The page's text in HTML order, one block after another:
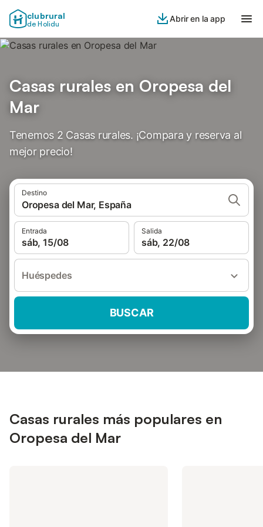
clubrural
de Holidu
Abrir en la app
Casas rurales en Oropesa del
Mar
Tenemos 2 Casas rurales. ¡Compara y reserva al
mejor precio!
Destino
Oropesa del Mar, España
Entrada
sáb, 15/08
Salida
sáb, 22/08
Huéspedes
BUSCAR
Casas rurales más populares en
Oropesa del Mar